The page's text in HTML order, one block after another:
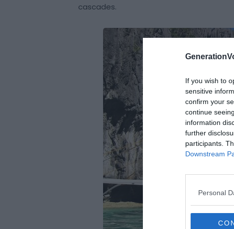
If you wish to
sensitive
confirm your
continue
information
further
participants.
Downstream
Personal
cascades.